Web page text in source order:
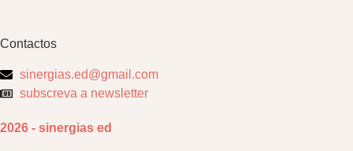
Contactos
sinergias.ed@gmail.com
subscreva a newsletter
2026 - sinergias ed